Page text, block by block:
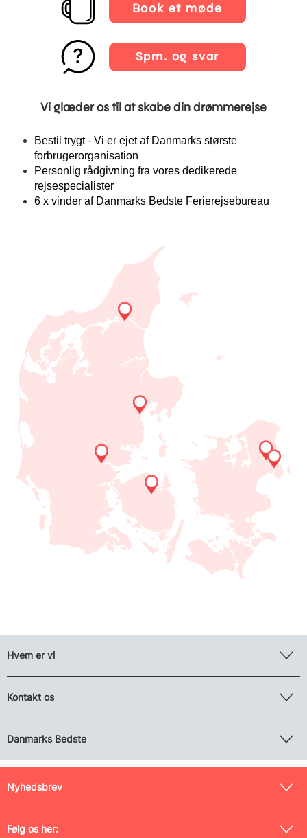
Book et møde
Spm. og svar
Vi glæder os til at skabe din drømmerejse
Bestil trygt - Vi er ejet af Danmarks største
forbrugerorganisation
Personlig rådgivning fra vores dedikerede
rejsespecialister
6 x vinder af Danmarks Bedste Ferierejsebureau
Hvem er vi
Kontakt os
Danmarks Bedste
Nyhedsbrev
Følg os her: